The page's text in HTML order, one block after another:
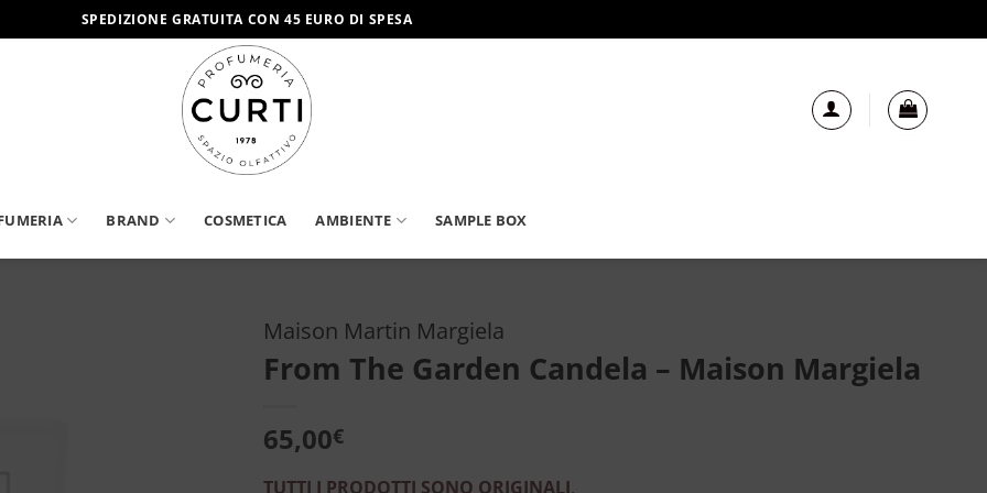
SPEDIZIONE GRATUITA CON 45 EURO DI SPESA
BRAND COSMETICA AMBIENTE SAMPLE BOX
Maison Martin Margiela
From The Garden Candela – Maison Margiela
65,00€
TUTTI I PRODOTTI SONO ORIGINALI.